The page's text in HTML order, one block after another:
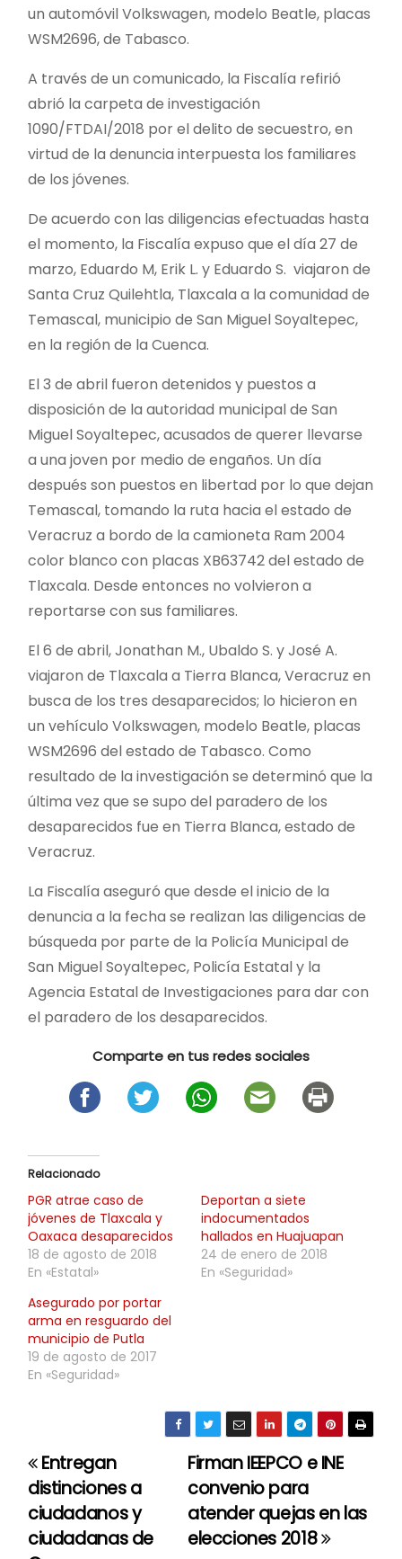
un automóvil Volkswagen, modelo Beatle, placas
WSM2696, de Tabasco.
A través de un comunicado, la Fiscalía refirió
abrió la carpeta de investigación
1090/FTDAI/2018 por el delito de secuestro, en
virtud de la denuncia interpuesta los familiares
de los jóvenes.
De acuerdo con las diligencias efectuadas hasta
el momento, la Fiscalía expuso que el día 27 de
marzo, Eduardo M, Erik L. y Eduardo S. viajaron de
Santa Cruz Quilehtla, Tlaxcala a la comunidad de
Temascal, municipio de San Miguel Soyaltepec,
en la región de la Cuenca.
El 3 de abril fueron detenidos y puestos a
disposición de la autoridad municipal de San
Miguel Soyaltepec, acusados de querer llevarse
a una joven por medio de engaños. Un día
después son puestos en libertad por lo que dejan
Temascal, tomando la ruta hacia el estado de
Veracruz a bordo de la camioneta Ram 2004
color blanco con placas XB63742 del estado de
Tlaxcala. Desde entonces no volvieron a
reportarse con sus familiares.
El 6 de abril, Jonathan M., Ubaldo S. y José A.
viajaron de Tlaxcala a Tierra Blanca, Veracruz en
busca de los tres desaparecidos; lo hicieron en
un vehículo Volkswagen, modelo Beatle, placas
WSM2696 del estado de Tabasco. Como
resultado de la investigación se determinó que la
última vez que se supo del paradero de los
desaparecidos fue en Tierra Blanca, estado de
Veracruz.
La Fiscalía aseguró que desde el inicio de la
denuncia a la fecha se realizan las diligencias de
búsqueda por parte de la Policía Municipal de
San Miguel Soyaltepec, Policía Estatal y la
Agencia Estatal de Investigaciones para dar con
el paradero de los desaparecidos.
Comparte en tus redes sociales
Relacionado
PGR atrae caso de
jóvenes de Tlaxcala y
Oaxaca desaparecidos
18 de agosto de 2018
En «Estatal»
Deportan a siete
indocumentados
hallados en Huajuapan
24 de enero de 2018
En «Seguridad»
Asegurado por portar
arma en resguardo del
municipio de Putla
19 de agosto de 2017
En «Seguridad»
N
a
v
Firman IEEPCO e INE
convenio para
atender quejas en las
elecciones 2018
Entregan
distinciones a
ciudadanos y
ciudadanas de